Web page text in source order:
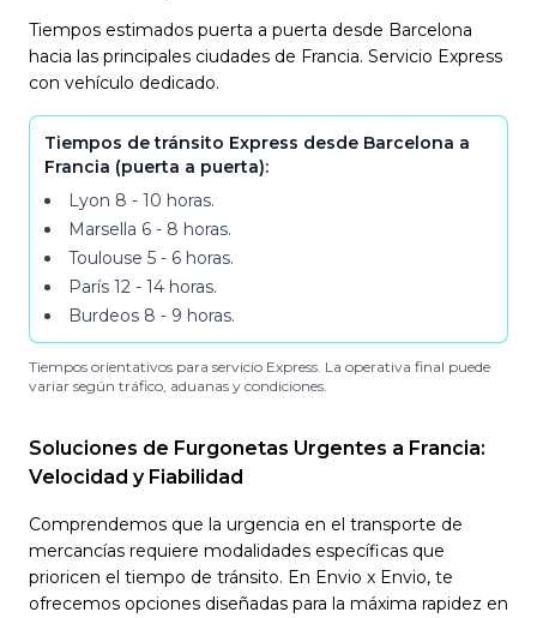
Tiempos estimados puerta a puerta desde Barcelona
hacia las principales ciudades de Francia. Servicio Express
con vehículo dedicado.
Tiempos de tránsito Express desde Barcelona a
Francia (puerta a puerta):
Lyon 8 - 10 horas.
Marsella 6 - 8 horas.
Toulouse 5 - 6 horas.
París 12 - 14 horas.
Burdeos 8 - 9 horas.
Tiempos orientativos para servicio Express. La operativa final puede
variar según tráfico, aduanas y condiciones.
Soluciones de Furgonetas Urgentes a Francia:
Velocidad y Fiabilidad
Comprendemos que la urgencia en el transporte de
mercancías requiere modalidades específicas que
prioricen el tiempo de tránsito. En Envio x Envio, te
ofrecemos opciones diseñadas para la máxima rapidez en